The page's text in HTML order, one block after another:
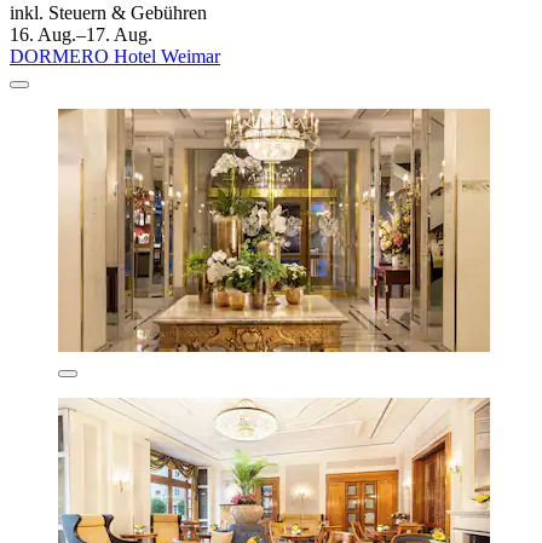
inkl. Steuern & Gebühren
16. Aug.–17. Aug.
DORMERO Hotel Weimar